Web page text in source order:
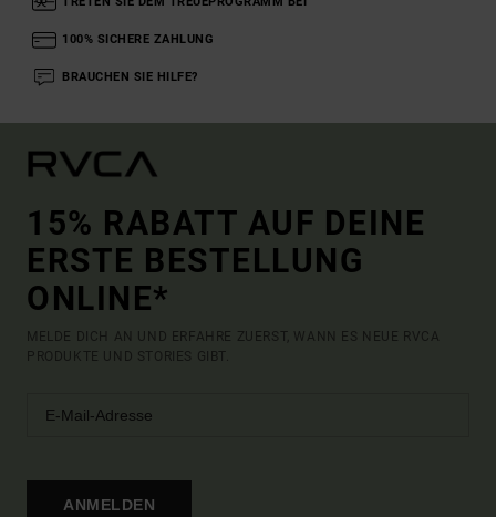
100% SICHERE ZAHLUNG
BRAUCHEN SIE HILFE?
15% RABATT AUF DEINE
ERSTE BESTELLUNG
ONLINE*
MELDE DICH AN UND ERFAHRE ZUERST, WANN ES NEUE RVCA
PRODUKTE UND STORIES GIBT.
ANMELDEN